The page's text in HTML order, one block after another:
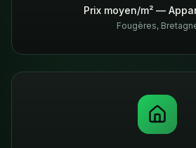
Prix moyen/m² —
Fougères,